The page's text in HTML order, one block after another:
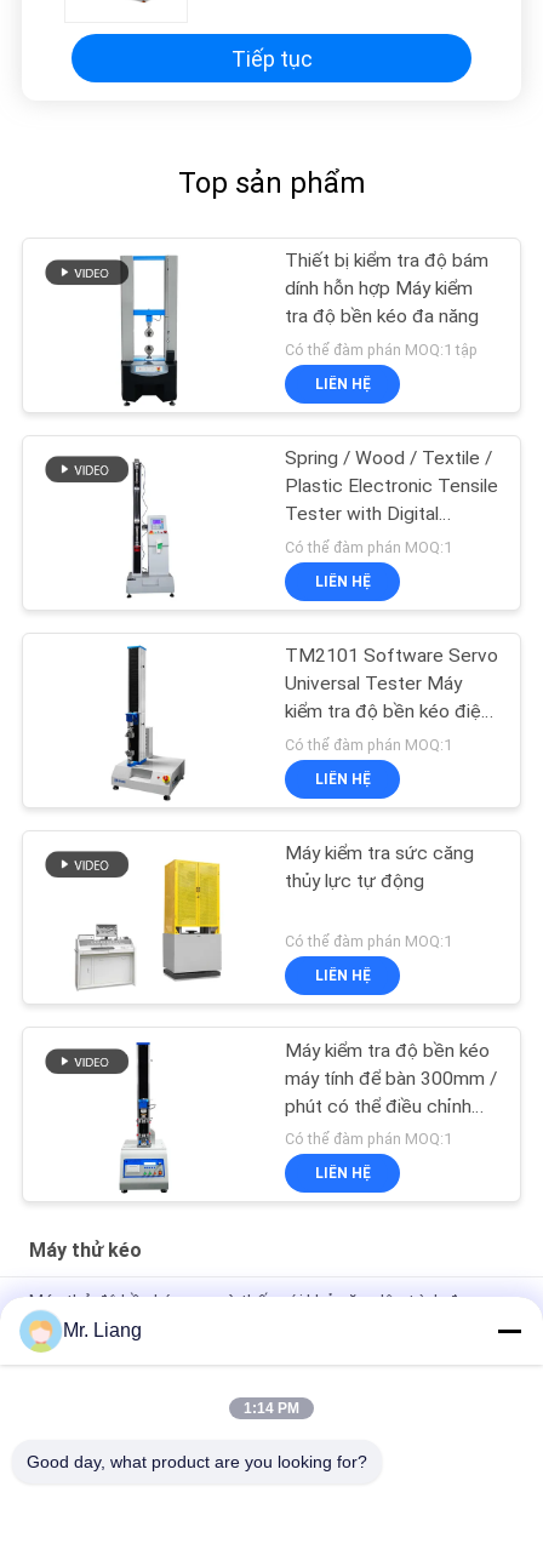
Tiếp tục
Top sản phẩm
Thiết bị kiểm tra độ bám
dính hỗn hợp Máy kiểm
tra độ bền kéo đa năng
Có thể đàm phán MOQ:1 tập
LIÊN HỆ
Spring / Wood / Textile /
Plastic Electronic Tensile
Tester with Digital
Display
Có thể đàm phán MOQ:1
LIÊN HỆ
TM2101 Software Servo
Universal Tester Máy
kiểm tra độ bền kéo điện
tử
Có thể đàm phán MOQ:1
LIÊN HỆ
Máy kiểm tra sức căng
thủy lực tự động
Có thể đàm phán MOQ:1
LIÊN HỆ
Máy kiểm tra độ bền kéo
máy tính để bàn 300mm /
phút có thể điều chỉnh
tốc độ
Có thể đàm phán MOQ:1
LIÊN HỆ
Máy thử kéo
Máy thử độ bền kéo cao và thấp với khả năng lập trình được
Máy tính Servo Máy kiểm tra độ bền tự động điện tử Thiết bị
kiểm tra cường độ phổ quát TM 2101
Digital Display Electronic Tensile Tester Universal Testing
Mr. Liang
1:14 PM
Good day, what product are you looking for?